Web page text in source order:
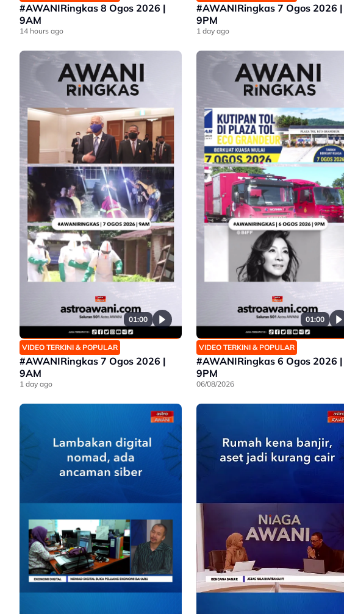
#AWANIRingkas 8 Ogos 2026 |
9AM
14 hours ago
#AWANIRingkas 7 Ogos 2026 |
9PM
1 day ago
01:00
VIDEO TERKINI & POPULAR
#AWANIRingkas 7 Ogos 2026 |
9AM
1 day ago
01:00
VIDEO TERKINI & POPULAR
#AWANIRingkas 6 Ogos 2026 |
9PM
06/08/2026